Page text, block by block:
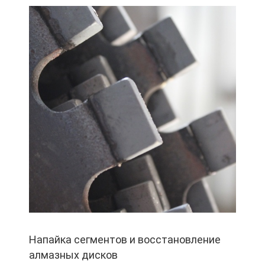
Напайка сегментов и восстановление
алмазных дисков